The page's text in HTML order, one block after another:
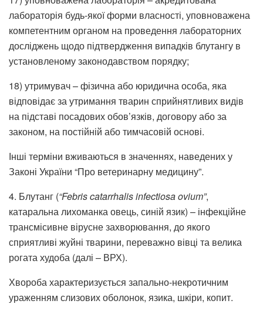
лабораторія будь-якої форми власності, уповноважена
компетентним органом на проведення лабораторних
досліджень щодо підтвердження випадків блутангу в
установленому законодавством порядку;
18) утримувач – фізична або юридична особа, яка
відповідає за утримання тварин сприйнятливих видів
на підставі посадових обов’язків, договору або за
законом, на постійній або тимчасовій основі.
Інші терміни вживаються в значеннях, наведених у
Законі України “Про ветеринарну медицину”.
4. Блутанг (“Febris catarrhalis infectiosa ovium”,
катаральна лихоманка овець, синій язик) – інфекційне
трансмісивне вірусне захворювання, до якого
сприятливі жуйні тварини, переважно вівці та велика
рогата худоба (далі – ВРХ).
Хвороба характеризується запально-некротичним
ураженням слизових оболонок, язика, шкіри, копит.